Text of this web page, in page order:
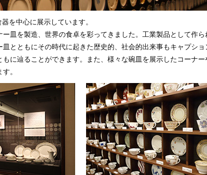
を中心に展示しています。
皿を製造、世界の食卓を彩ってきました。工業製品として作ら
とともにその時代に起きた歴史的、社会的出来事もキャプショ
に辿ることができます。また、様々な碗皿を展示したコーナー
。